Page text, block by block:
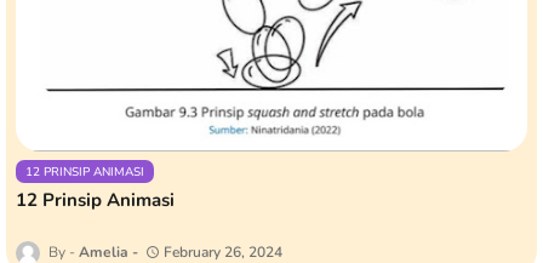
12 PRINSIP ANIMASI
12 Prinsip Animasi
Amelia February 26, 2024